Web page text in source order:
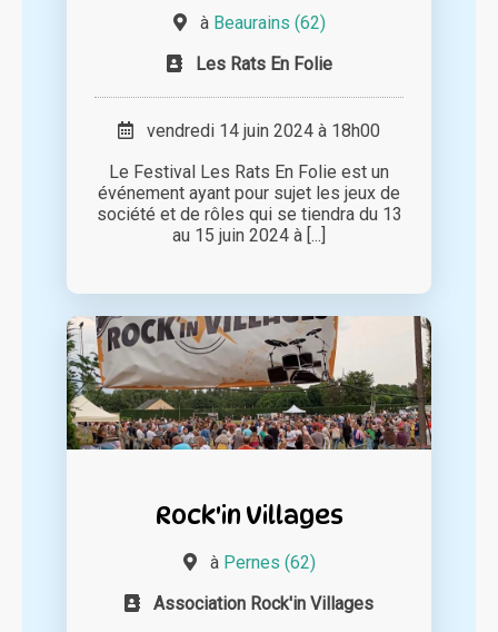
à Beaurains (62)
Les Rats En Folie
vendredi 14 juin 2024 à 18h00
Le Festival Les Rats En Folie est un
événement ayant pour sujet les jeux de
société et de rôles qui se tiendra du 13
au 15 juin 2024 à [...]
Rock'in Villages
à Pernes (62)
Association Rock'in Villages